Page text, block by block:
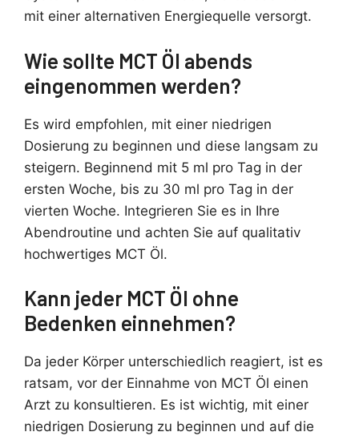
mit einer alternativen Energiequelle versorgt.
Wie sollte MCT Öl abends
eingenommen werden?
Es wird empfohlen, mit einer niedrigen
Dosierung zu beginnen und diese langsam zu
steigern. Beginnend mit 5 ml pro Tag in der
ersten Woche, bis zu 30 ml pro Tag in der
vierten Woche. Integrieren Sie es in Ihre
Abendroutine und achten Sie auf qualitativ
hochwertiges MCT Öl.
Kann jeder MCT Öl ohne
Bedenken einnehmen?
Da jeder Körper unterschiedlich reagiert, ist es
ratsam, vor der Einnahme von MCT Öl einen
Arzt zu konsultieren. Es ist wichtig, mit einer
niedrigen Dosierung zu beginnen und auf die